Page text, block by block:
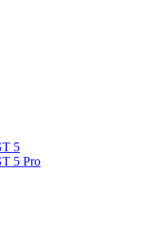
5
5 Pro